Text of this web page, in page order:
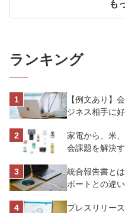
も
ランキング
【例文あり】
ジネス相手に
家電から、米
会課題を解決
統合報告書と
ポートとの違
プレスリリー